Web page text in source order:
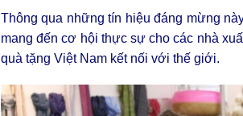
Thông qua những tín hiệu đáng mừng
mang đến cơ hội thực sự cho các nhà
quà tặng Việt Nam kết nối với thế giới.